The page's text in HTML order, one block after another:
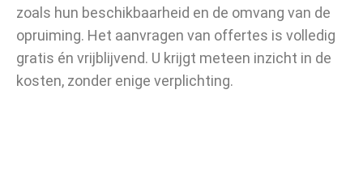
zoals hun beschikbaarheid en de omvang van de
opruiming. Het aanvragen van offertes is volledig
gratis én vrijblijvend. U krijgt meteen inzicht in de
kosten, zonder enige verplichting.